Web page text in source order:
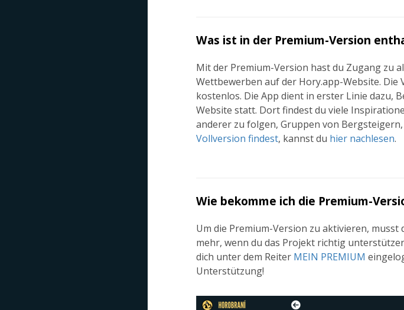
Was ist in der Premium-Version
Mit der Premium-Version hast du Zugang zu
Wettbewerben auf der Hory.app-Website.
kostenlos. Die App dient in erster Linie dazu,
Website statt. Dort findest du viele
anderer zu folgen, Gruppen von
Vollversion findest, kannst du hier nachlesen.
Wie bekomme ich die Premium-
Um die Premium-Version zu aktivieren,
mehr, wenn du das Projekt richtig
dich unter dem Reiter MEIN PREMIUM
Unterstützung!